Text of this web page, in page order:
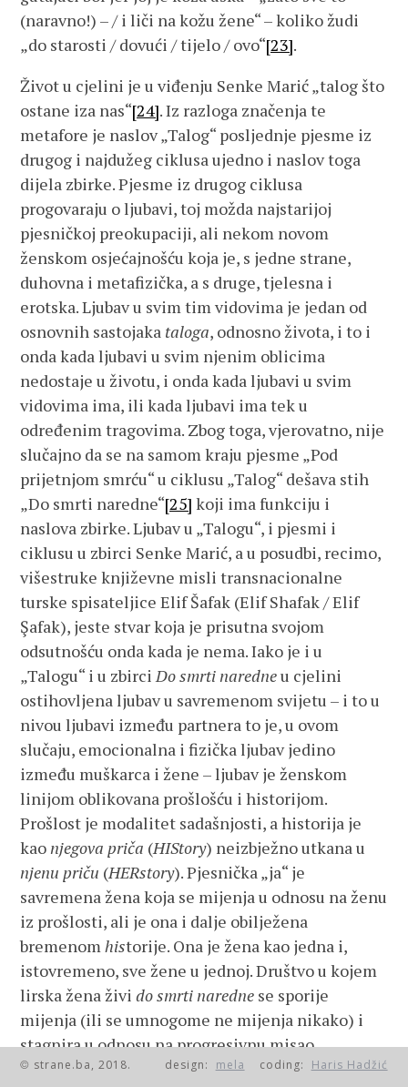
(naravno!) – / i liči na kožu žene“ – koliko žudi
„do starosti / dovući / tijelo / ovo“[23].
Život u cjelini je u viđenju Senke Marić „talog što
ostane iza nas“[24]. Iz razloga značenja te
metafore je naslov „Talog“ posljednje pjesme iz
drugog i najdužeg ciklusa ujedno i naslov toga
dijela zbirke. Pjesme iz drugog ciklusa
progovaraju o ljubavi, toj možda najstarijoj
pjesničkoj preokupaciji, ali nekom novom
ženskom osjećajnošću koja je, s jedne strane,
duhovna i metafizička, a s druge, tjelesna i
erotska. Ljubav u svim tim vidovima je jedan od
osnovnih sastojaka taloga, odnosno života, i to i
onda kada ljubavi u svim njenim oblicima
nedostaje u životu, i onda kada ljubavi u svim
vidovima ima, ili kada ljubavi ima tek u
određenim tragovima. Zbog toga, vjerovatno, nije
slučajno da se na samom kraju pjesme „Pod
prijetnjom smrću“ u ciklusu „Talog“ dešava stih
„Do smrti naredne“[25] koji ima funkciju i
naslova zbirke. Ljubav u „Talogu“, i pjesmi i
ciklusu u zbirci Senke Marić, a u posudbi, recimo,
višestruke književne misli transnacionalne
turske spisateljice Elif Šafak (Elif Shafak / Elif
Şafak), jeste stvar koja je prisutna svojom
odsutnošću onda kada je nema. Iako je i u
„Talogu“ i u zbirciDo smrti naredneu cjelini
ostihovljena ljubav u savremenom svijetu – i to u
nivou ljubavi između partnera to je, u ovom
slučaju, emocionalna i fizička ljubav jedino
između muškarca i žene – ljubav je ženskom
linijom oblikovana prošlošću i historijom.
Prošlost je modalitet sadašnjosti, a historija je
kao njegova priča (HIStory) neizbježno utkana u
njenu priču (HERstory). Pjesnička „ja“ je
savremena žena koja se mijenja u odnosu na ženu
iz prošlosti, ali je ona i dalje obilježena
bremenomhistorije. Ona je žena kao jedna i,
istovremeno, sve žene u jednoj. Društvo u kojem
lirska žena živido smrti naredne se sporije
mijenja (ili se umnogome ne mijenja nikako) i
stagnira u odnosu na progresivnu misao
pjesničke „ja“ pjesnikinje. Međutim, i ona sama je
© strane.ba, 2018. design: mela coding: Haris Hadžić